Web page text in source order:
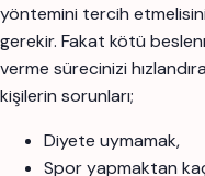
yöntemini tercih
gerekir. Fakat kötü
verme sürecinizi
kişilerin sorunları;
Diyete uymamak,
Spor yapmaktan